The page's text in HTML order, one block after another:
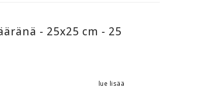
- 25x25 cm - 25
lue lisää